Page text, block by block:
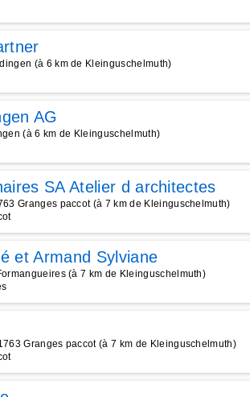
(à 6 km de Kleinguschelmuth)
AG
(à 6 km de Kleinguschelmuth)
SA Atelier d architectes
Granges paccot (à 7 km de Kleinguschelmuth)
et Armand Sylviane
(à 7 km de Kleinguschelmuth)
Granges paccot (à 7 km de Kleinguschelmuth)